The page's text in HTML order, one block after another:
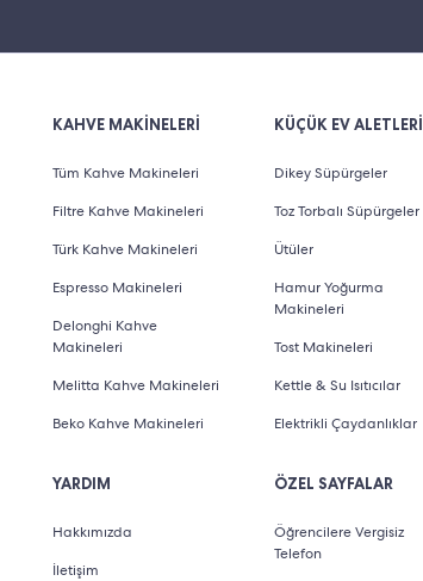
KAHVE MAKİNELERİ
Tüm Kahve Makineleri
Filtre Kahve Makineleri
Türk Kahve Makineleri
Espresso Makineleri
Delonghi Kahve
Makineleri
Melitta Kahve Makineleri
Beko Kahve Makineleri
YARDIM
Hakkımızda
İletişim
KÜÇÜK EV ALETLERİ
Dikey Süpürgeler
Toz Torbalı Süpürgeler
Ütüler
Hamur Yoğurma
Makineleri
Tost Makineleri
Kettle & Su Isıtıcılar
Elektrikli Çaydanlıklar
ÖZEL SAYFALAR
Öğrencilere Vergisiz
Telefon